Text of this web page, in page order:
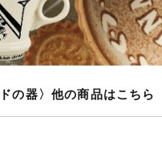
の器〉他の商品はこちら